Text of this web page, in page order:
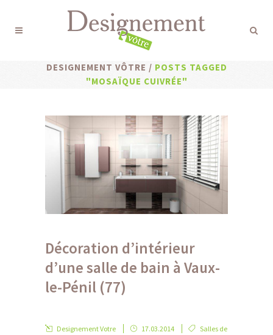
DESIGNEMENT VÔTRE / POSTS TAGGED
"MOSAÏQUE CUIVRÉE"
Décoration d’intérieur
d’une salle de bain à Vaux-
le-Pénil (77)
Designement Votre 17.03.2014
Salles de